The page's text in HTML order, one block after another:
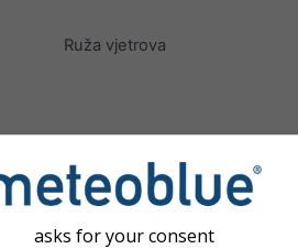
Ruža vjetrova
asks for your consent